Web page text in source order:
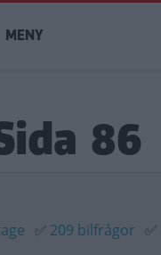
MENY
86
✅ 209 bilfrågor ✅